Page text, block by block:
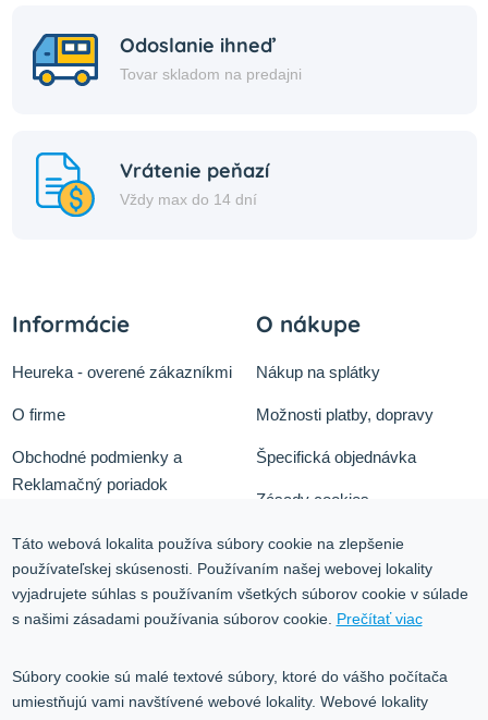
Odoslanie ihneď
Tovar skladom na predajni
Vrátenie peňazí
Vždy max do 14 dní
Informácie
Heureka - overené zákazníkmi
O firme
Obchodné podmienky a
Reklamačný poriadok
Služby
Kontakt
O nákupe
Nákup na splátky
Možnosti platby, dopravy
Špecifická objednávka
Zásady cookies
Ochrana osobných údajov
Blog
Kontakt
Táto webová lokalita používa súbory cookie na zlepšenie
používateľskej skúsenosti. Používaním našej webovej lokality
vyjadrujete súhlas s používaním všetkých súborov cookie v súlade
s našimi zásadami používania súborov cookie. Prečítať viac
Súbory cookie sú malé textové súbory, ktoré do vášho počítača
umiestňujú vami navštívené webové lokality. Webové lokality